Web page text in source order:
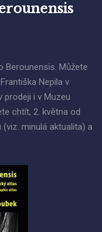
Berounensis. Můžete
Nepila v
prodeji i v Muzeu
chtít, 2. května od
minulá aktualita) a